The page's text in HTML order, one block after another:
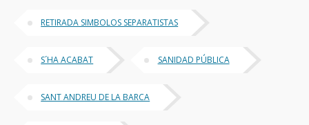
RETIRADA SIMBOLOS SEPARATISTAS
S´HA ACABAT SANIDAD PÚBLICA
SANT ANDREU DE LA BARCA